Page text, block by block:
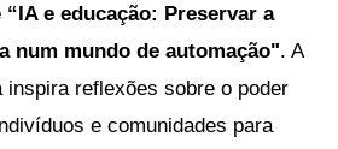
“IA e educação: Preservar a
num mundo de automação". A
inspira reflexões sobre o poder
e comunidades para